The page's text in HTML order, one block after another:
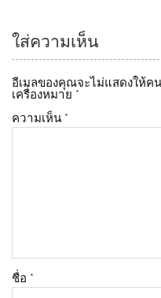
ใส่ความเห็น
อีเมลของคุณจะไม่แสดงให้ค
เครื่องหมาย *
ความเห็น *
ชื่อ *